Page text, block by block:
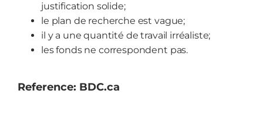
justification solide;
le plan de recherche est vague;
il y a une quantité de travail irréaliste;
les fonds ne correspondent pas.
Reference: BDC.ca